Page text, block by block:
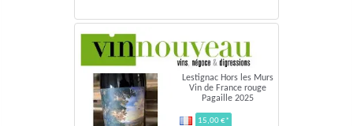
Lestignac Hors les Murs
Vin de France rouge
Pagaille 2025
15,00 €*